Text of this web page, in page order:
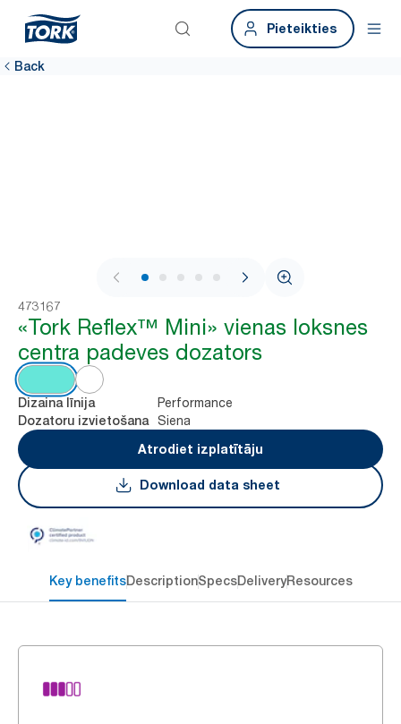
Pieteikties
Back
1 / 8
473167
«Tork Reflex™ Mini» vienas loksnes
centra padeves dozators
Dizaina līnija Performance
Dozatoru izvietošana
Siena
Atrodiet izplatītāju
Download data sheet
Key benefitsDescriptionSpecsDeliveryResources